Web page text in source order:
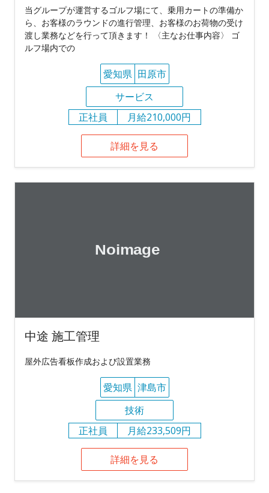
当グループが運営するゴルフ場にて、乗用カートの準備か
ら、お客様のラウンドの進行管理、お客様のお荷物の受け
渡し業務などを行って頂きます！ 〈主なお仕事内容〉 ゴ
ルフ場内での
愛知県 田原市
サービス
正社員
月給210,000円
詳細を見る
中途 施工管理
屋外広告看板作成および設置業務
愛知県 津島市
技術
正社員
月給233,509円
詳細を見る